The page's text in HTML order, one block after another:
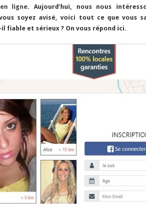
ligne. Aujourd’hui, nous nous
soyez avisé, voici tout ce que vous
fiable et sérieux ? On vous répond ici.